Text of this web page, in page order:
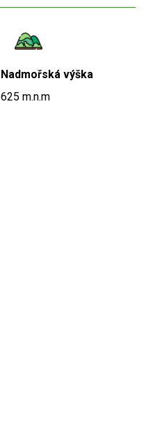
Nadmořská výška
625 m.n.m